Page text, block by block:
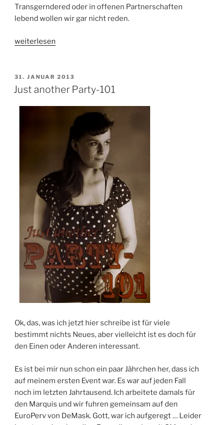
Transgerndered oder in offenen Partnerschaften
lebend wollen wir gar nicht reden.
„Sind
alle…“
weiterlesen
VERÖFFENTLICHT
AM
31. JANUAR 2013
Just another Party-101
Ok, das, was ich jetzt hier schreibe ist für viele
bestimmt nichts Neues, aber vielleicht ist es doch für
den Einen oder Anderen interessant.
Es ist bei mir nun schon ein paar Jährchen her, dass ich
auf meinem ersten Event war. Es war auf jeden Fall
noch im letzten Jahrtausend. Ich arbeitete damals für
den Marquis und wir fuhren gemeinsam auf den
EuroPerv von DeMask. Gott, war ich aufgeregt … Leider